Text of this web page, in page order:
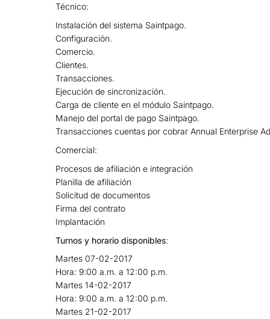
Técnico:
Instalación del sistema Saintpago.
Configuración.
Comercio.
Clientes.
Transacciones.
Ejecución de sincronización.
Carga de cliente en el módulo Saintpago.
Manejo del portal de pago Saintpago.
Transacciones cuentas por cobrar Annual Enterprise
Comercial:
Procesos de afiliación e integración
Planilla de afiliación
Solicitud de documentos
Firma del contrato
Implantación
Turnos y horario disponibles:
Martes 07-02-2017
Hora: 9:00 a.m. a 12:00 p.m.
Martes 14-02-2017
Hora: 9:00 a.m. a 12:00 p.m.
Martes 21-02-2017